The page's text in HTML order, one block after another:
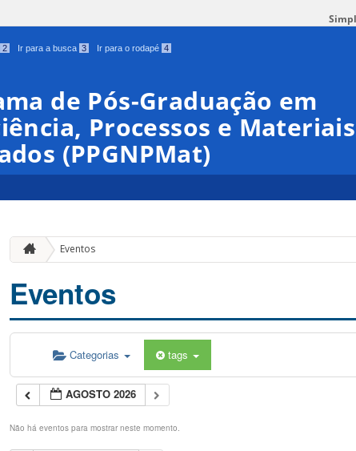
2 Ir para a busca 3 Ir para o rodapé 4
de Pós-Graduação em
Processos e Materiais
(PPGNPMat)
Eventos
Eventos
Categorias tags
AGOSTO 2026
Não há eventos para mostrar neste momento.